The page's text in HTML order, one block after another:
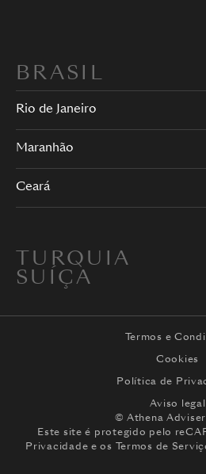
BRASIL
Rio de Janeiro
Maranhão
Ceará
TURQUIA
SUÍÇA
Termos e
Cookies
Política de
Aviso legal
© Athena
Este site é protegido pelo
Privacidade e os Termos de